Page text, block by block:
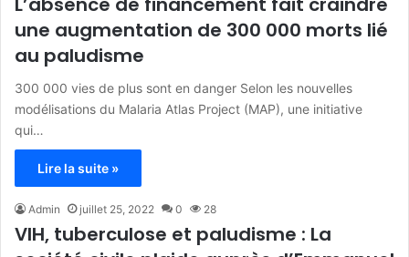
une augmentation de 300 000 morts lié
au paludisme
300 000 vies de plus sont en danger Selon les nouvelles
modélisations du Malaria Atlas Project (MAP), une initiative
qui…
Lire la suite »
Admin juillet 25, 2022 0 28
VIH, tuberculose et paludisme : La